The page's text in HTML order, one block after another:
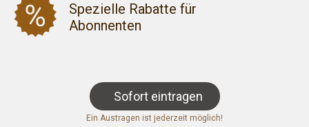
Spezielle Rabatte für
Abonnenten
Sofort eintragen
Ein Austragen ist jederzeit möglich!